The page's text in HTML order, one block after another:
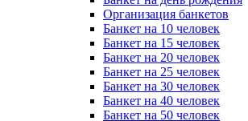
Организация банкетов
Банкет на 10 человек
Банкет на 15 человек
Банкет на 20 человек
Банкет на 25 человек
Банкет на 30 человек
Банкет на 40 человек
Банкет на 50 человек